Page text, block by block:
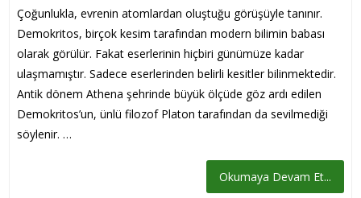
Çoğunlukla, evrenin atomlardan oluştuğu görüşüyle tanınır.
Demokritos, birçok kesim tarafından modern bilimin babası
olarak görülür. Fakat eserlerinin hiçbiri günümüze kadar
ulaşmamıştır. Sadece eserlerinden belirli kesitler bilinmektedir.
Antik dönem Athena şehrinde büyük ölçüde göz ardı edilen
Demokritos’un, ünlü filozof Platon tarafından da sevilmediği
söylenir. …
Okumaya Devam Et...